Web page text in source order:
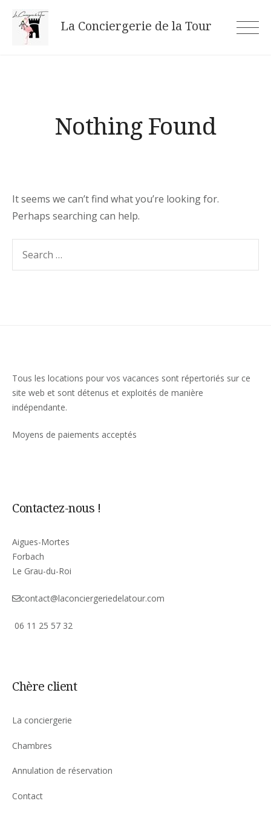
Skip
content
La Conciergerie de la Tour
Nothing Found
It seems we can’t find what you’re looking for.
Perhaps searching can help.
for:
Tous les locations pour vos vacances sont répertoriés sur ce
site web et sont détenus et exploités de manière
indépendante.
Moyens de paiements acceptés
Contactez-nous !
Aigues-Mortes
Forbach
Le Grau-du-Roi
contact@laconciergeriedelatour.com
06 11 25 57 32
Chère client
La conciergerie
Chambres
Annulation de réservation
Contact